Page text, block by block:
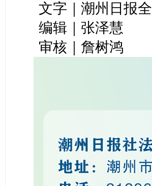
文字｜潮州日报
编辑｜张泽慧
审核｜詹树鸿